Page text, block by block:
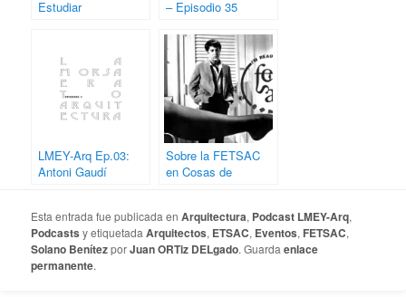
Estudiar
– Episodio 35
LMEY-Arq Ep.03:
Antoni Gaudí
Sobre la FETSAC
en Cosas de
Esta entrada fue publicada enArquitectura, Podcast LMEY-Arq,
Podcasts y etiquetadaArquitectos, ETSAC, Eventos, FETSAC,
Solano BenítezporJuan ORTiz DELgado. Guardaenlace
permanente.